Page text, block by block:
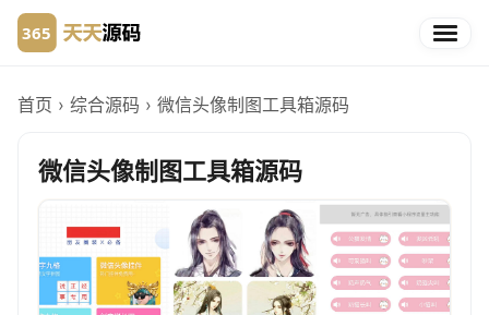
首页 › 综合源码 › 微信头像制图工具箱源码
微信头像制图工具箱源码